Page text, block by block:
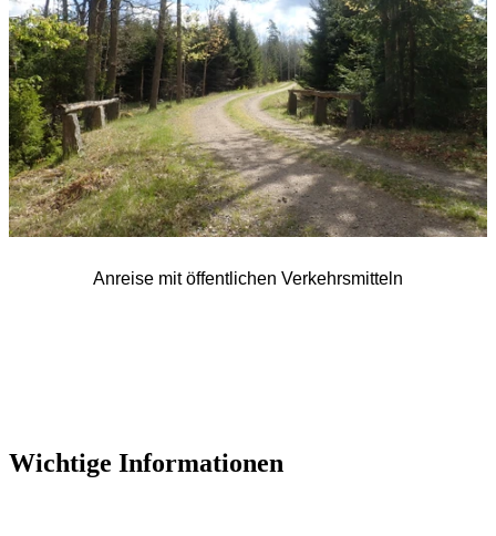
Anreise mit öffentlichen Verkehrsmitteln
Wichtige Informationen